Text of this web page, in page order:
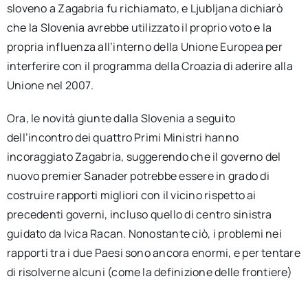
sloveno a Zagabria fu richiamato, e Ljubljana dichiarò
che la Slovenia avrebbe utilizzato il proprio voto e la
propria influenza all’interno della Unione Europea per
interferire con il programma della Croazia di aderire alla
Unione nel 2007.
Ora, le novità giunte dalla Slovenia a seguito
dell’incontro dei quattro Primi Ministri hanno
incoraggiato Zagabria, suggerendo che il governo del
nuovo premier Sanader potrebbe essere in grado di
costruire rapporti migliori con il vicino rispetto ai
precedenti governi, incluso quello di centro sinistra
guidato da Ivica Racan. Nonostante ciò, i problemi nei
rapporti tra i due Paesi sono ancora enormi, e per tentare
di risolverne alcuni (come la definizione delle frontiere)